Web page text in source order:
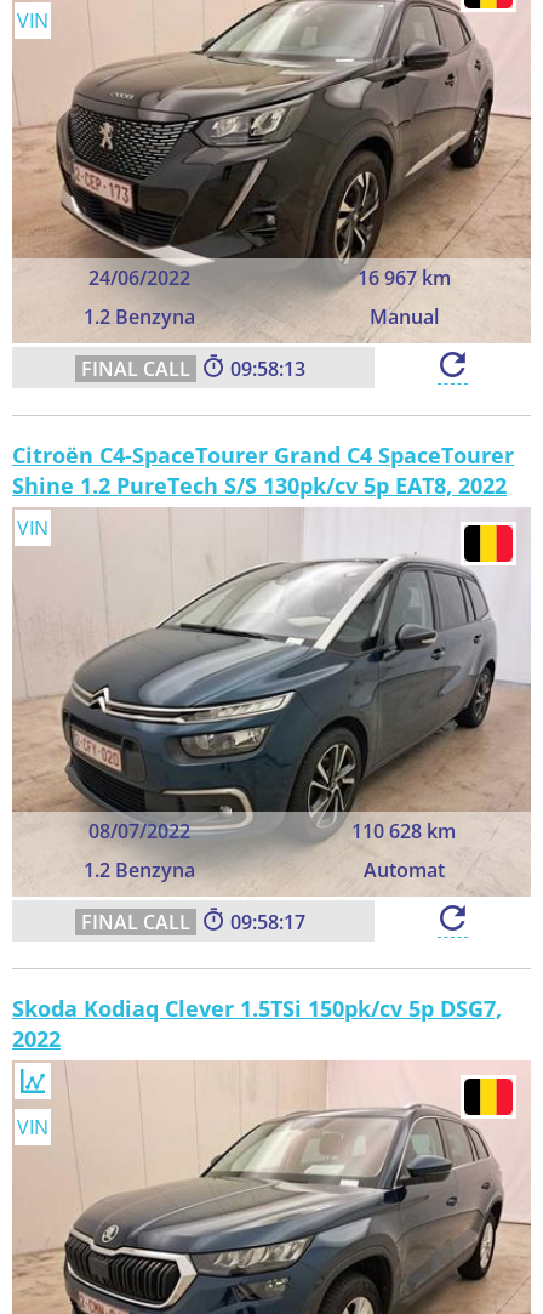
24/06/2022
16 967 km
1.2 Benzyna
Manual
VIN
09:58:12
Citroën C4-SpaceTourer Grand C4 SpaceTourer
Shine 1.2 PureTech S/S 130pk/cv 5p EAT8, 2022
08/07/2022
110 628 km
1.2 Benzyna
Automat
VIN
09:58:16
Skoda Kodiaq Clever 1.5TSi 150pk/cv 5p DSG7,
2022
VIN